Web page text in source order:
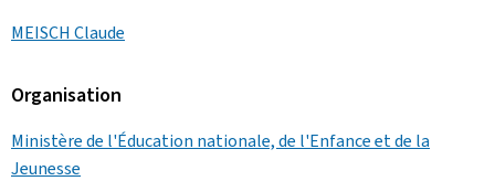
MEISCH Claude
Organisation
Ministère de l'Éducation nationale, de l'Enfance et de la
Jeunesse